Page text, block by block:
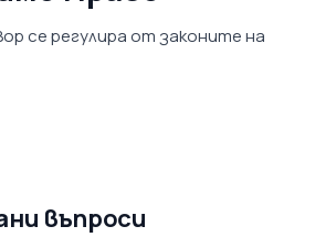
се регулира от законите на
въпроси